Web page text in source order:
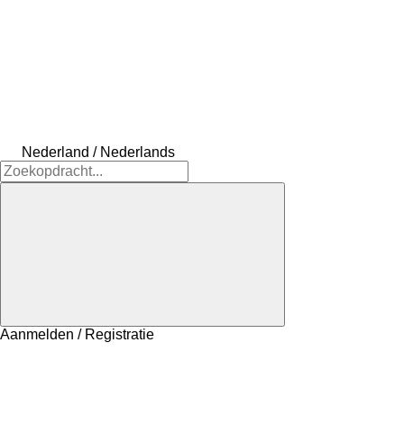
Nederland / Nederlands
Aanmelden / Registratie